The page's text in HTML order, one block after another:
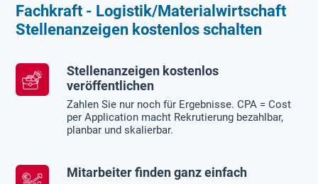
Fachkraft - Logistik/Materialwirtschaft
Stellenanzeigen kostenlos schalten
Stellenanzeigen kostenlos
veröffentlichen
Zahlen Sie nur noch für Ergebnisse. CPA = Cost
per Application macht Rekrutierung bezahlbar,
planbar und skalierbar.
Mitarbeiter finden ganz einfach